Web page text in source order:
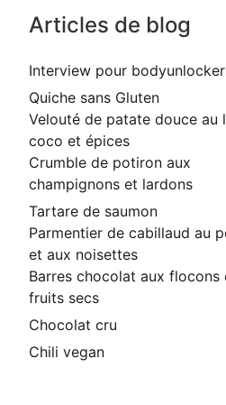
Articles de blog
Interview pour
Quiche sans Gluten
Velouté de patate douce au
coco et épices
Crumble de potiron aux
champignons et lardons
Tartare de saumon
Parmentier de cabillaud au
et aux noisettes
Barres chocolat aux flocons
fruits secs
Chocolat cru
Chili vegan